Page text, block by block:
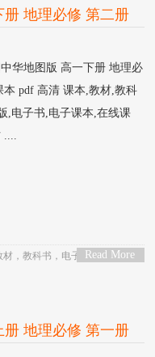
册 地理必修 第二册
华地图版 高一下册 地理必
本 pdf 高清 课本,教材,教科
,电子书,电子课本,在线课
....
Read More
材 ，教科书 ， 电子书，电子教
册 地理必修 第一册